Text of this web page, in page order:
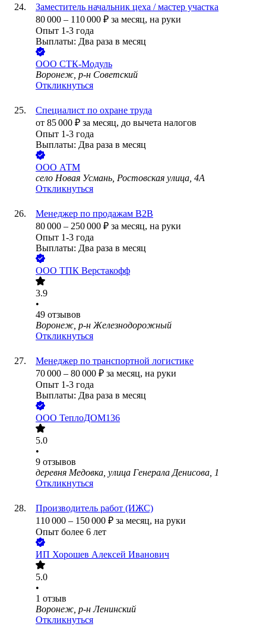
Заместитель начальник цеха / мастер участка
80 000 – 110 000 ₽ за месяц, на руки
Опыт 1-3 года
Выплаты: Два раза в месяц
ООО СТК-Модуль
Воронеж, р-н Советский
Откликнуться
Специалист по охране труда
от 85 000 ₽ за месяц, до вычета налогов
Опыт 1-3 года
Выплаты: Два раза в месяц
ООО АТМ
село Новая Усмань, Ростовская улица, 4А
Откликнуться
Менеджер по продажам В2В
80 000 – 250 000 ₽ за месяц, на руки
Опыт 1-3 года
Выплаты: Два раза в месяц
ООО ТПК Верстакофф
3.9
•
49 отзывов
Воронеж, р-н Железнодорожный
Откликнуться
Менеджер по транспортной логистике
70 000 – 80 000 ₽ за месяц, на руки
Опыт 1-3 года
Выплаты: Два раза в месяц
ООО ТеплоДОМ136
5.0
•
9 отзывов
деревня Медовка, улица Генерала Денисова, 1
Откликнуться
Производитель работ (ИЖС)
110 000 – 150 000 ₽ за месяц, на руки
Опыт более 6 лет
ИП Хорошев Алексей Иванович
5.0
•
1 отзыв
Воронеж, р-н Ленинский
Откликнуться